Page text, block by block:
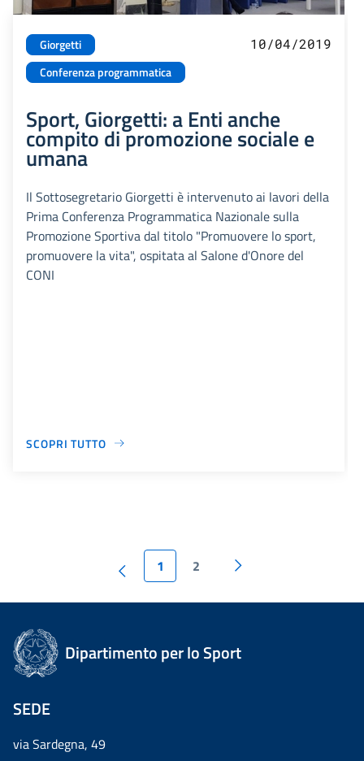
Giorgetti
Conferenza programmatica
10/04/2019
Sport, Giorgetti: a Enti anche
compito di promozione sociale e
umana
Il Sottosegretario Giorgetti è intervenuto ai lavori della
Prima Conferenza Programmatica Nazionale sulla
Promozione Sportiva dal titolo "Promuovere lo sport,
promuovere la vita", ospitata al Salone d'Onore del
CONI
SCOPRI TUTTO
1 2
Dipartimento per lo Sport
SEDE
via Sardegna, 49